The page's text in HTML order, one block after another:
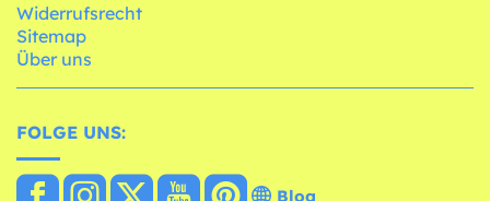
Widerrufsrecht
Sitemap
Über uns
FOLGE UNS:
Blog